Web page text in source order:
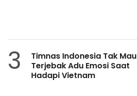
3
Timnas Indonesia Tak Mau
Terjebak Adu Emosi Saat
Hadapi Vietnam